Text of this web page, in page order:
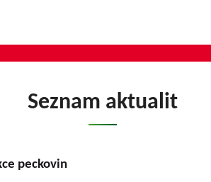
Seznam aktualit
peckovin